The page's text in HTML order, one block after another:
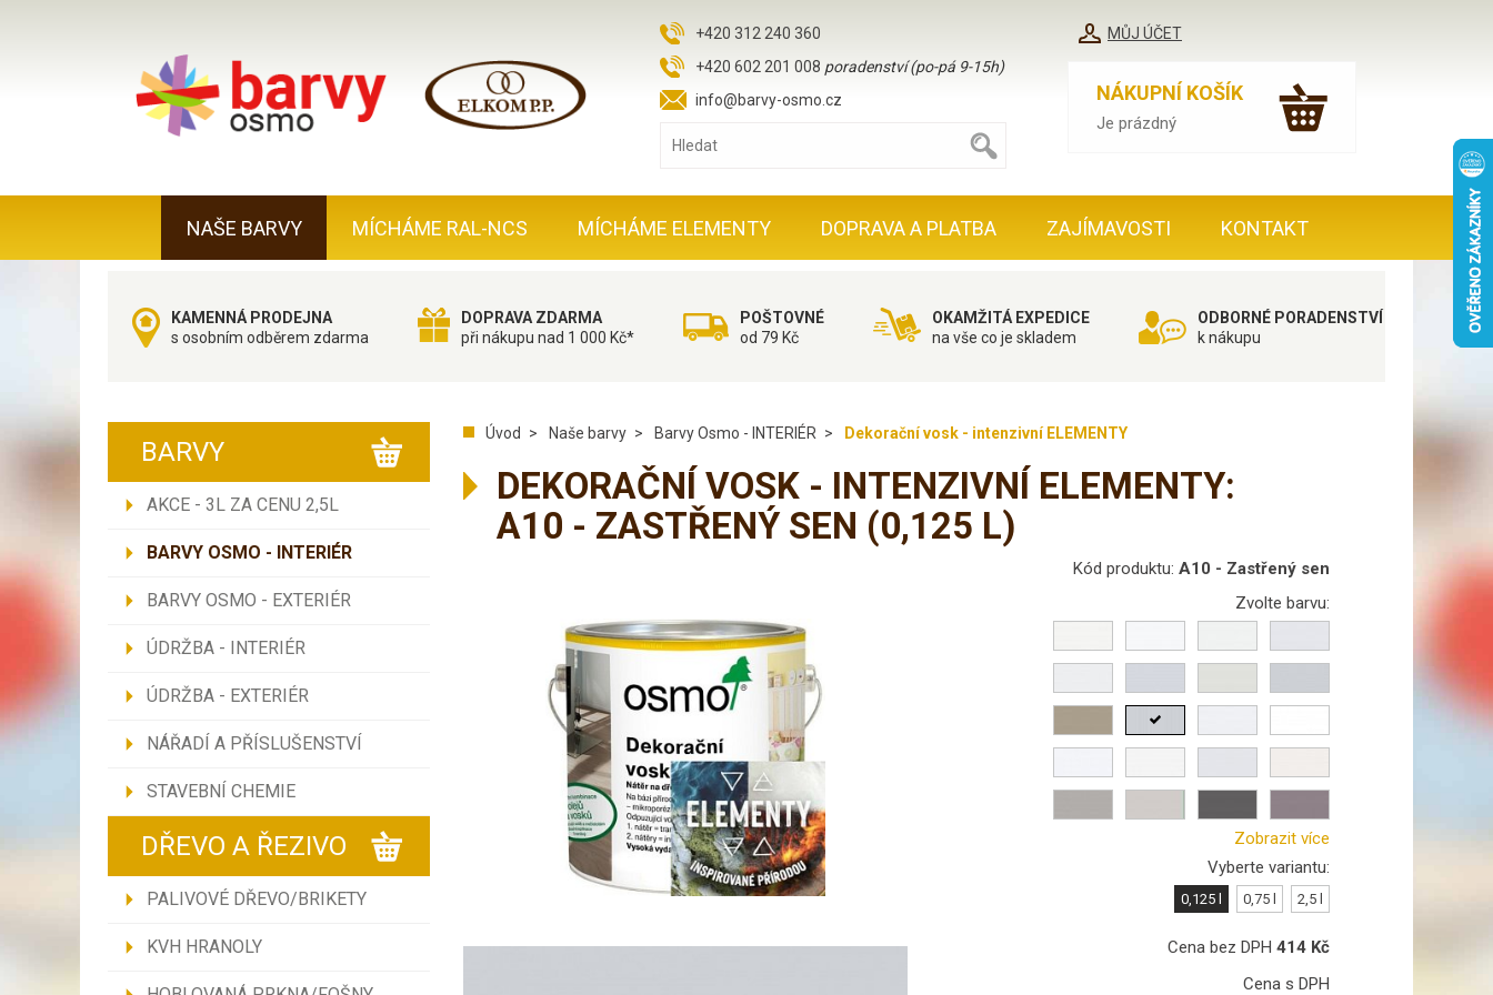
+420 312 240 360
+420 602 201 008 poradenství (po-pá 9-15h)
info@barvy-osmo.cz
MŮJ ÚČET
NÁKUPNÍ KOŠÍK
Je prázdný
NAŠE BARVY MÍCHÁME RAL-NCS MÍCHÁME ELEMENTY DOPRAVA A PLATBA ZAJÍMAVOSTI KONTAKT
KAMENNÁ PRODEJNA
s osobním odběrem zdarma
DOPRAVA ZDARMA
při nákupu nad 1 000 Kč*
POŠTOVNÉ
od 79 Kč
OKAMŽITÁ EXPEDICE
na vše co je skladem
ODBORNÉ PORADENSTVÍ
k nákupu
BARVY
AKCE - 3L ZA CENU 2,5L
BARVY OSMO - INTERIÉR
BARVY OSMO - EXTERIÉR
ÚDRŽBA - INTERIÉR
ÚDRŽBA - EXTERIÉR
NÁŘADÍ A PŘÍSLUŠENSTVÍ
STAVEBNÍ CHEMIE
DŘEVO A ŘEZIVO
PALIVOVÉ DŘEVO/BRIKETY
KVH HRANOLY
Úvod Naše barvy Barvy Osmo - INTERIÉR Dekorační vosk - intenzivní ELEMENTY
DEKORAČNÍ VOSK - INTENZIVNÍ ELEMENTY:
A10 - ZASTŘENÝ SEN (0,125 L)
Kód produktu: A10 - Zastřený sen
Zvolte barvu:
Zobrazit více
Vyberte variantu:
0,125 l 0,75 l 2,5 l
Cena bez DPH 414 Kč
Cena s DPH